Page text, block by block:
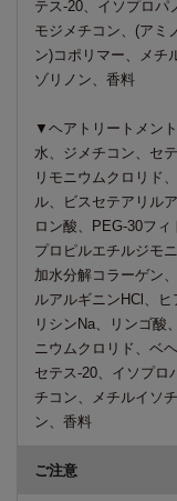
テス-20、イソプロパ
モジメチコン、(アミ
ン)コポリマー、メチ
ゾリノン、香料
▼ヘアトリートメン
水、ジメチコン、セ
リモニウムクロリド
ル、ビスセテアリル
ロン酸、PEG-30フ
プロピルエチルジモ
加水分解コラーゲン
ルアルギニンHCl、
リシンNa、リンゴ酸
ニウムクロリド、ベ
セテス-20、イソプロ
チコン、メチルイソ
ン、香料
ご注意